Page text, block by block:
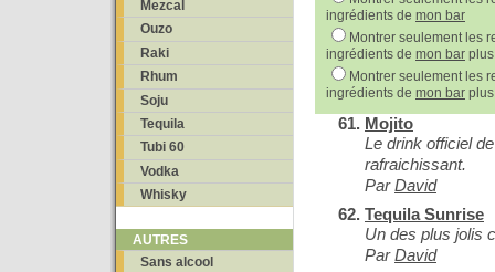
Mezcal
Ouzo
Raki
Rhum
Soju
Tequila
Tubi 60
Vodka
Whisky
AUTRES
Sans alcool
ingrédients de mon bar
Montrer seulement les
ingrédients de mon bar
Montrer seulement les
ingrédients de mon bar
Mojito
Le drink officiel
rafraichissant.
ParDavid
Tequila Sunrise
Un des plus jolis
ParDavid